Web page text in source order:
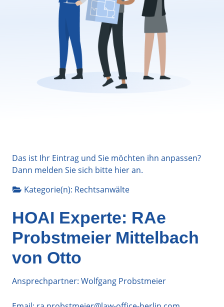
Das ist Ihr Eintrag und Sie möchten ihn anpassen?
Dann melden Sie sich bitte hieran.
Kategorie(n): Rechtsanwälte
HOAI Experte: RAe
Probstmeier Mittelbach
von Otto
Ansprechpartner: Wolfgang Probstmeier